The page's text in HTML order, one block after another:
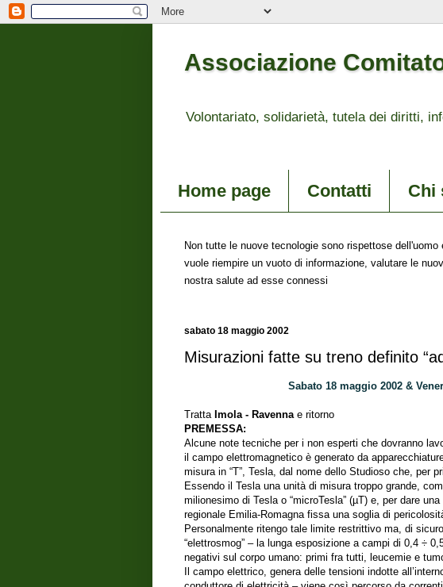
Associazione
Volontariato, solidarietà, tutela dei diritti,
Home page Contatti Chi
Non tutte le nuove tecnologie sono rispettose
vuole riempire un vuoto di informazione, valutare le
nostra salute ad esse connessi
sabato 18 maggio 2002
Misurazioni fatte su treno definito
Sabato 18 maggio 2002 &
Tratta Imola - Ravenna e ritorno
PREMESSA:
Alcune note tecniche per i non esperti che dovranno
il campo elettromagnetico è generato da
misura in “T”, Tesla, dal nome dello Studioso che, per
Essendo il Tesla una unità di misura troppo grande,
milionesimo di Tesla o “microTesla” (µT) e, per dare
regionale Emilia-Romagna fissa una soglia di
Personalmente ritengo tale limite restrittivo ma, di
“elettrosmog” – la lunga esposizione a campi di 0,4 ÷
negativi sul corpo umano: primi fra tutti, leucemie e
Il campo elettrico, genera delle tensioni indotte